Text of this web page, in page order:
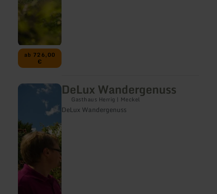
ab 726,00
€
DeLux Wandergenuss
Gasthaus Herrig | Meckel
DeLux Wandergenuss
mehr
Wandergenuss